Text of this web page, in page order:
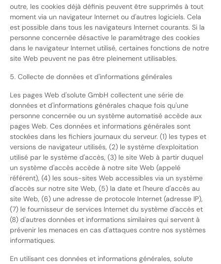
outre, les cookies déjà définis peuvent être supprimés à tout
moment via un navigateur Internet ou d'autres logiciels. Cela
est possible dans tous les navigateurs Internet courants. Si la
personne concernée désactive le paramétrage des cookies
dans le navigateur Internet utilisé, certaines fonctions de notre
site Web peuvent ne pas être pleinement utilisables.
5. Collecte de données et d'informations générales
Les pages Web d'solute GmbH collectent une série de
données et d'informations générales chaque fois qu'une
personne concernée ou un système automatisé accède aux
pages Web. Ces données et informations générales sont
stockées dans les fichiers journaux du serveur. (1) les types et
versions de navigateur utilisés, (2) le système d'exploitation
utilisé par le système d'accès, (3) le site Web à partir duquel
un système d'accès accède à notre site Web (appelé
référent), (4) les sous-sites Web accessibles via un système
d'accès sur notre site Web, (5) la date et l'heure d'accès au
site Web, (6) une adresse de protocole Internet (adresse IP),
(7) le fournisseur de services Internet du système d'accès et
(8) d'autres données et informations similaires qui servent à
prévenir les menaces en cas d'attaques contre nos systèmes
informatiques.
En utilisant ces données et informations générales, solute